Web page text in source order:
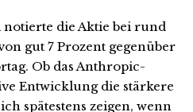
die Aktie bei rund
gut 7 Prozent gegenüber
Ob das Anthropic-
Entwicklung die stärkere
spätestens zeigen, wenn